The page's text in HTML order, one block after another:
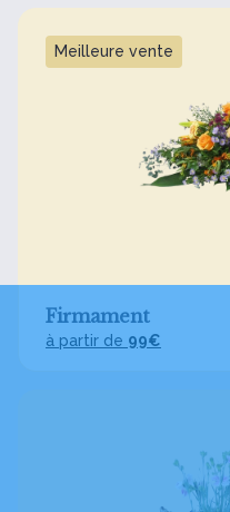
Meilleure vente
Firmament
à partir de 99€